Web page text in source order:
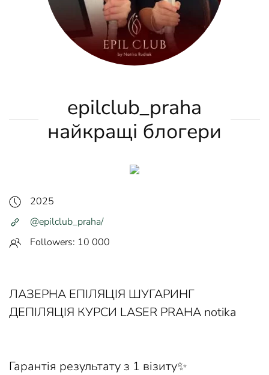
epilclub_praha
найкращі блогери
2025
@epilclub_praha/
Followers: 10 000
ЛАЗЕРНА ЕПІЛЯЦІЯ ШУГАРИНГ
ДЕПІЛЯЦІЯ КУРСИ LASER PRAHA notika
Гарантія результату з 1 візиту✨